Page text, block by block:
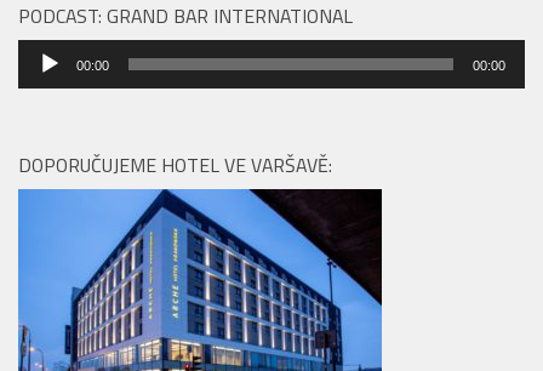
PODCAST: GRAND BAR INTERNATIONAL
Audio
přehrávač
00:00 00:00
DOPORUČUJEME HOTEL VE VARŠAVĚ: